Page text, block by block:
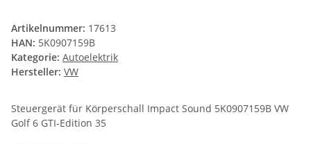
Artikelnummer: 17613
HAN: 5K0907159B
Kategorie: Autoelektrik
Hersteller: VW
Steuergerät für Körperschall Impact Sound 5K0907159B VW
Golf 6 GTI-Edition 35